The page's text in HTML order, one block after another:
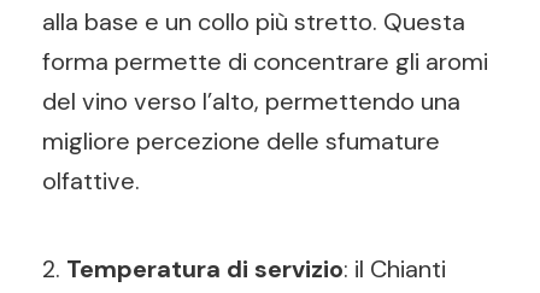
alla base e un collo più stretto. Questa
forma permette di concentrare gli aromi
del vino verso l’alto, permettendo una
migliore percezione delle sfumature
olfattive.
2. Temperatura di servizio: il Chianti